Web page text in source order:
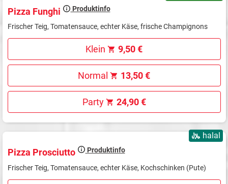
Pizza Funghi Produktinfo
Frischer Teig, Tomatensauce, echter Käse, frische Champignons
Klein 9,50 €
Normal 13,50 €
Party 24,90 €
halal
Pizza Prosciutto Produktinfo
Frischer Teig, Tomatensauce, echter Käse, Kochschinken (Pute)